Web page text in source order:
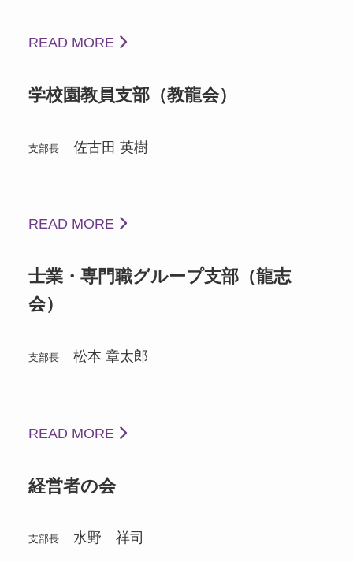
READ MORE
学校園教員支部（教龍会）
支部長佐古田 英樹
READ MORE
士業・専門職グループ支部（龍志
会）
支部長松本 章太郎
READ MORE
経営者の会
支部長水野 祥司